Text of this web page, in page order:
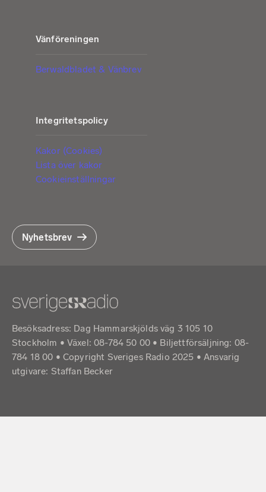
Vänföreningen
Berwaldbladet & Vänbrev
Integritetspolicy
Kakor (Cookies)
Lista över kakor
Cookieinställningar
Nyhetsbrev
Besöksadress: Dag Hammarskjölds väg 3 105 10
Stockholm • Växel: 08-784 50 00 • Biljettförsäljning: 08-
784 18 00 • Copyright Sveriges Radio 2025 •Ansvarig
utgivare: Staffan Becker